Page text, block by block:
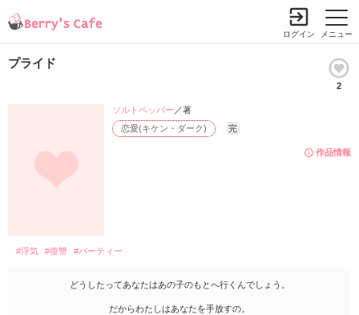
メニュー
ログイン
プライド
2
作品情報
恋愛(キケン・ダーク) 完
ソルトペッパー ／著
#浮気 #復讐 #パーティー
どうしたってあなたはあの子のもとへ行くんでしょう。
だからわたしはあなたを手放すの。